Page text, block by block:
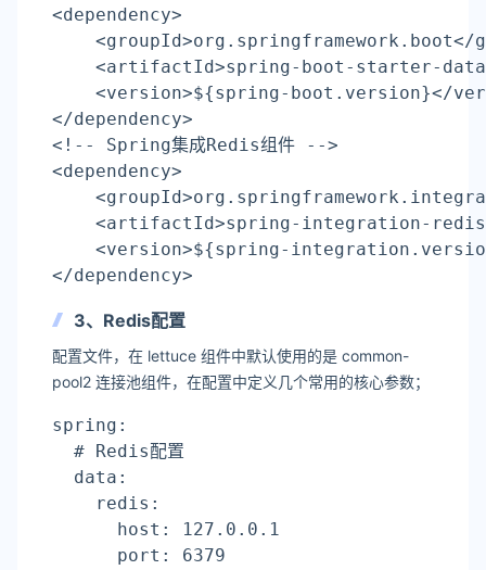
<dependency>
<groupId>org.springframework.boot</
<artifactId>spring-boot-starter-
<version>${spring-boot.version}</
</dependency>
<!-- Spring集成Redis组件 -->
<dependency>
<artifactId>spring-integration-
<version>${spring-
</dependency>
3、Redis配置
配置文件，在 lettuce 组件中默认使用的是 common-
pool2 连接池组件，在配置中定义几个常用的核心参数；
spring:
# Redis配置
data:
redis:
host: 127.0.0.1
port: 6379